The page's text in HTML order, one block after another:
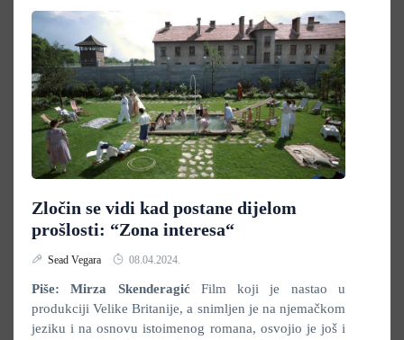
Zločin se vidi kad postane dijelom
prošlosti: “Zona interesa“
Sead Vegara 08.04.2024.
Piše: Mirza Skenderagić Film koji je nastao u
produkciji Velike Britanije, a snimljen je na njemačkom
jeziku i na osnovu istoimenog romana, osvojio je još i